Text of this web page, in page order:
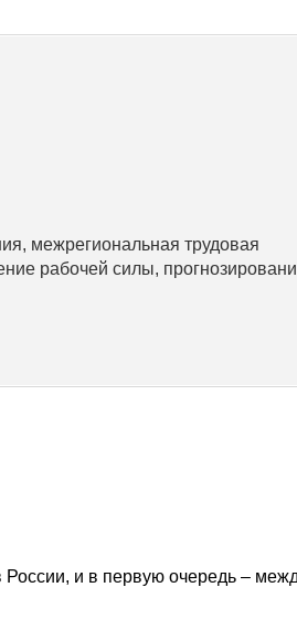
межрегиональная трудовая
рабочей силы,
России, и в первую очередь –